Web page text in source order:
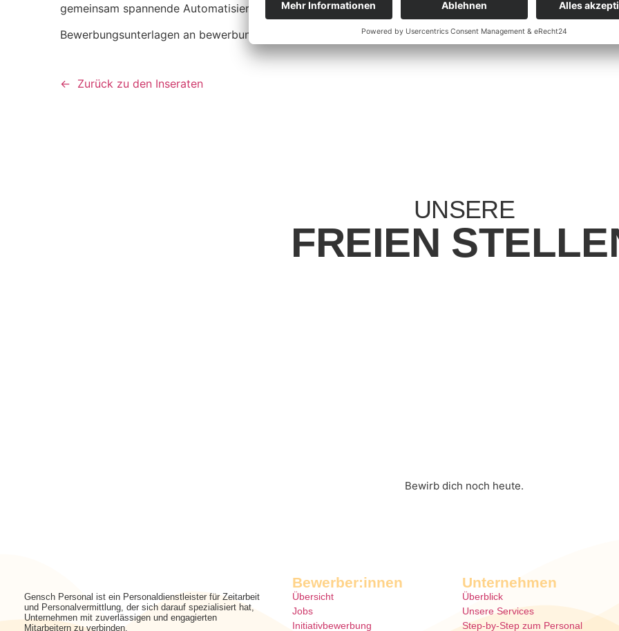
gemeinsam spannende Automatisierungsprojekte umzusetzen!
Bewerbungsunterlagen an bewerbung@gensch.at
Zurück zu den Inseraten
UNSERE
FREIEN
Bewirb dich noch heute.
Gensch Personal ist ein Personaldienstleister für Zeitarbeit
und Personalvermittlung, der sich darauf spezialisiert hat,
Unternehmen mit zuverlässigen und engagierten
Mitarbeitern zu verbinden.
Bewerber:innen
Übersicht
Jobs
Initiativbewerbung
Unternehmen
Überblick
Unsere Services
Step-by-Step zum Personal